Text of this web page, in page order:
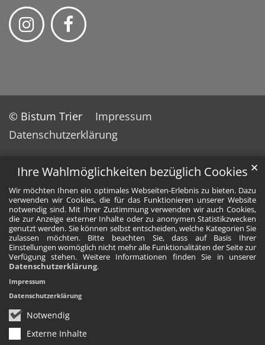
Ihre Wahlmöglichkeiten bezüglich Cookies
Wir möchten Ihnen ein optimales Webseiten-Erlebnis zu bieten. Dazu
verwenden wir Cookies, die für das Funktionieren unserer Website
notwendig sind. Mit Ihrer Zustimmung verwenden wir auch Cookies,
die zur Anzeige externer Inhalte oder zu anonymen Statistikzwecken
genutzt werden. Sie können selbst entscheiden, welche Kategorien Sie
zulassen möchten. Bitte beachten Sie, dass auf Basis Ihrer
Einstellungen womöglich nicht mehr alle Funktionalitäten der Seite zur
Verfügung stehen. Weitere Informationen finden Sie in unserer
Datenschutzerklärung.
Notwendig
Externe Inhalte
✕
Impressum
Datenschutzerklärung
© Bistum Trier
Impressum
Datenschutzerklärung